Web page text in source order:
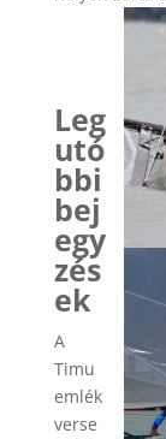
Leg
utó
bbi
bej
egy
zés
ek
A
Timu
emlék
verse